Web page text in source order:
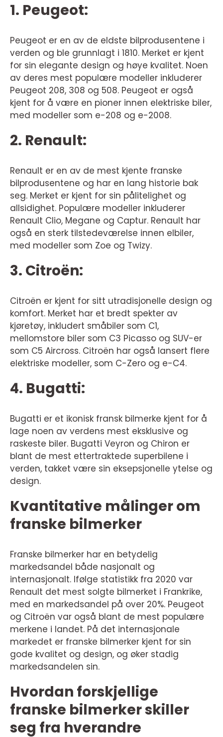
1. Peugeot:
Peugeot er en av de eldste bilprodusentene i
verden og ble grunnlagt i 1810. Merket er kjent
for sin elegante design og høye kvalitet. Noen
av deres mest populære modeller inkluderer
Peugeot 208, 308 og 508. Peugeot er også
kjent for å være en pioner innen elektriske biler,
med modeller som e-208 og e-2008.
2. Renault:
Renault er en av de mest kjente franske
bilprodusentene og har en lang historie bak
seg. Merket er kjent for sin pålitelighet og
allsidighet. Populære modeller inkluderer
Renault Clio, Megane og Captur. Renault har
også en sterk tilstedeværelse innen elbiler,
med modeller som Zoe og Twizy.
3. Citroën:
Citroën er kjent for sitt utradisjonelle design og
komfort. Merket har et bredt spekter av
kjøretøy, inkludert småbiler som C1,
mellomstore biler som C3 Picasso og SUV-er
som C5 Aircross. Citroën har også lansert flere
elektriske modeller, som C-Zero og e-C4.
4. Bugatti:
Bugatti er et ikonisk fransk bilmerke kjent for å
lage noen av verdens mest eksklusive og
raskeste biler. Bugatti Veyron og Chiron er
blant de mest ettertraktede superbilene i
verden, takket være sin eksepsjonelle ytelse og
design.
Kvantitative målinger om
franske bilmerker
Franske bilmerker har en betydelig
markedsandel både nasjonalt og
internasjonalt. Ifølge statistikk fra 2020 var
Renault det mest solgte bilmerket i Frankrike,
med en markedsandel på over 20%. Peugeot
og Citroën var også blant de mest populære
merkene i landet. På det internasjonale
markedet er franske bilmerker kjent for sin
gode kvalitet og design, og øker stadig
markedsandelen sin.
Hvordan forskjellige
franske bilmerker skiller
seg fra hverandre